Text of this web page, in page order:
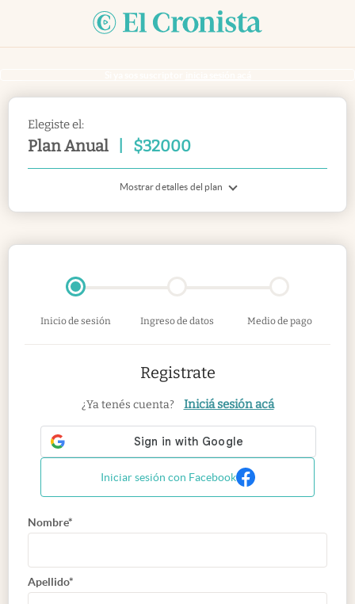
Elegiste el:
Plan Anual $32000
Mostrar detalles del plan
Inicio de sesión Ingreso de datos Medio de pago
Registrate
¿Ya tenés cuenta? Iniciá sesión acá
Iniciar sesión con Facebook
Nombre*
Apellido*